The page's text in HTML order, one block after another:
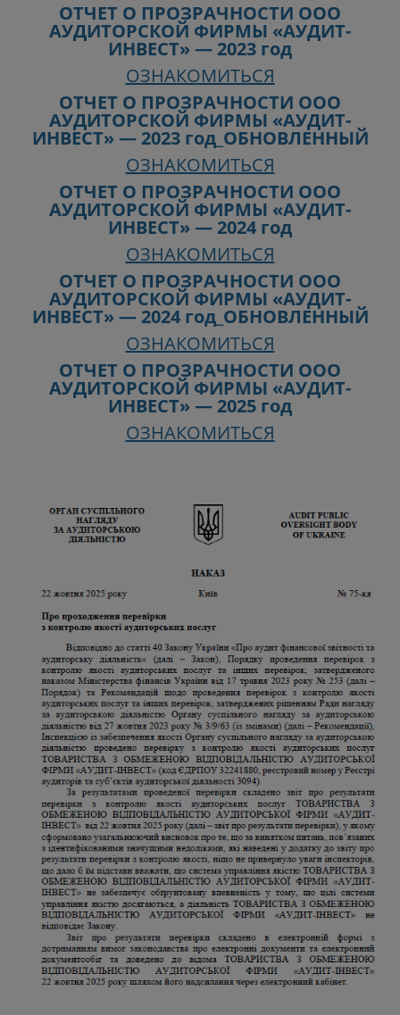
ОТЧЕТ О ПРОЗРАЧНОСТИ ООО
АУДИТОРСКОЙ ФИРМЫ «АУДИТ-
ИНВЕСТ» — 2023 год
ОЗНАКОМИТЬСЯ
ОТЧЕТ О ПРОЗРАЧНОСТИ ООО
АУДИТОРСКОЙ ФИРМЫ «АУДИТ-
ИНВЕСТ» — 2023 год_ОБНОВЛЕННЫЙ
ОЗНАКОМИТЬСЯ
ОТЧЕТ О ПРОЗРАЧНОСТИ ООО
АУДИТОРСКОЙ ФИРМЫ «АУДИТ-
ИНВЕСТ» — 2024 год
ОЗНАКОМИТЬСЯ
ОТЧЕТ О ПРОЗРАЧНОСТИ ООО
АУДИТОРСКОЙ ФИРМЫ «АУДИТ-
ИНВЕСТ» — 2024 год_ОБНОВЛЕННЫЙ
ОЗНАКОМИТЬСЯ
ОТЧЕТ О ПРОЗРАЧНОСТИ ООО
АУДИТОРСКОЙ ФИРМЫ «АУДИТ-
ИНВЕСТ» — 2025 год
ОЗНАКОМИТЬСЯ